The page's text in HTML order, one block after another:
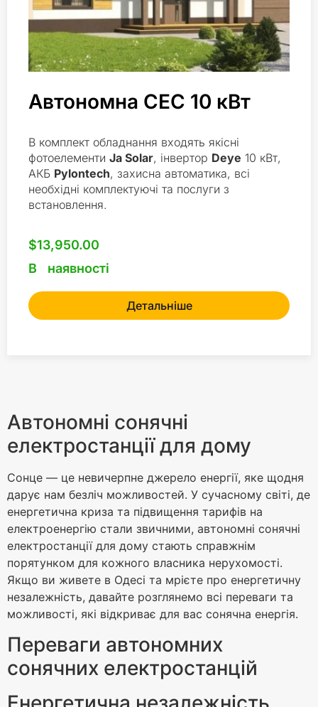
Автономна СЕС 10 кВт
В комплект обладнання входять якісні
фотоелементи Ja Solar, інвертор Deye 10 кВт,
АКБ Pylontech, захисна автоматика, всі
необхідні комплектуючі та послуги з
встановлення.
$13,950.00
В наявності
Детальніше
Автономні сонячні
електростанції для дому
Сонце — це невичерпне джерело енергії, яке щодня
дарує нам безліч можливостей. У сучасному світі, де
енергетична криза та підвищення тарифів на
електроенергію стали звичними, автономні сонячні
електростанції для дому стають справжнім
порятунком для кожного власника нерухомості.
Якщо ви живете в Одесі та мрієте про енергетичну
незалежність, давайте розглянемо всі переваги та
можливості, які відкриває для вас сонячна енергія.
Переваги автономних
сонячних електростанцій